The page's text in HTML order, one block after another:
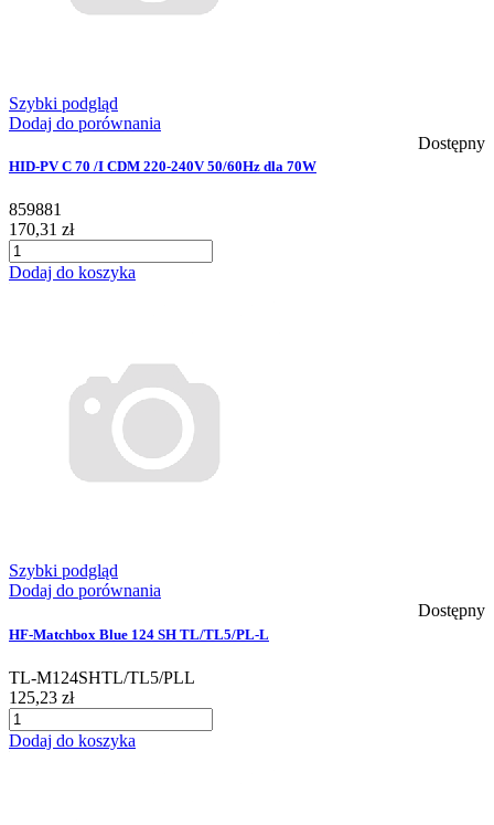
Szybki podgląd
Dodaj do porównania
Dostępny
HID-PV C 70 /I CDM 220-240V 50/60Hz dla 70W
859881
170,31 zł
Dodaj do koszyka
Szybki podgląd
Dodaj do porównania
Dostępny
HF-Matchbox Blue 124 SH TL/TL5/PL-L
TL-M124SHTL/TL5/PLL
125,23 zł
Dodaj do koszyka